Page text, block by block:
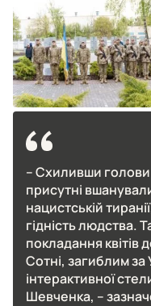
– Схиливши голови
присутні
нацистській
гідність людства.
покладання квітів
Сотні, загиблим за
інтерактивної
Шевченка, –